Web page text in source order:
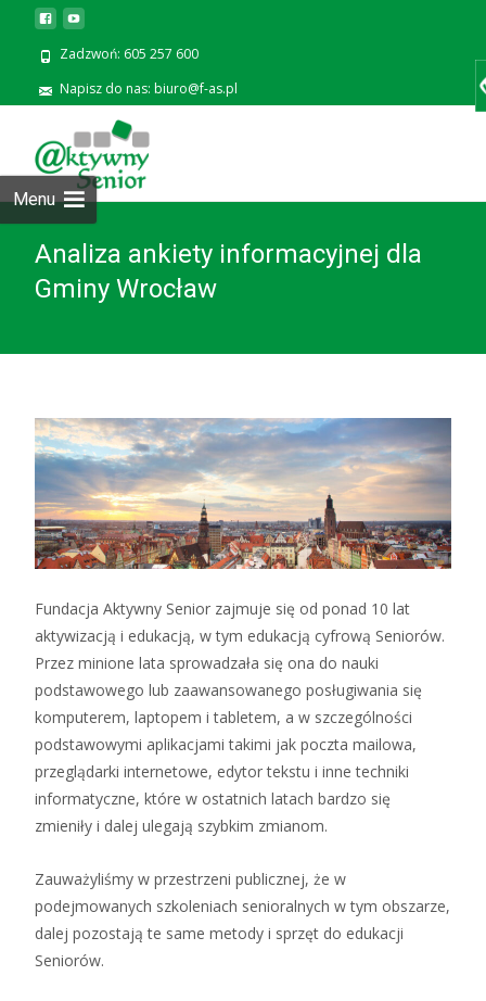
Zadzwoń: 605 257 600
Napisz do nas: biuro@f-as.pl
Menu
Analiza ankiety informacyjnej dla
Gminy Wrocław
Fundacja Aktywny Senior zajmuje się od ponad 10 lat
aktywizacją i edukacją, w tym edukacją cyfrową Seniorów.
Przez minione lata sprowadzała się ona do nauki
podstawowego lub zaawansowanego posługiwania się
komputerem, laptopem i tabletem, a w szczególności
podstawowymi aplikacjami takimi jak poczta mailowa,
przeglądarki internetowe, edytor tekstu i inne techniki
informatyczne, które w ostatnich latach bardzo się
zmieniły i dalej ulegają szybkim zmianom.
Zauważyliśmy w przestrzeni publicznej, że w
podejmowanych szkoleniach senioralnych w tym obszarze,
dalej pozostają te same metody i sprzęt do edukacji
Seniorów.